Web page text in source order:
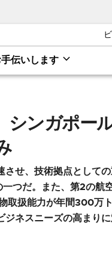
伝いします
サプライチェーン強
シンガポー
せ、技術拠点として
つだ。また、第2の航
取扱能力が年間300万
ネスニーズの高まりに